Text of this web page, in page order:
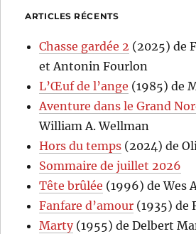
ARTICLES RÉCENTS
Chasse gardée 2 (2025) de
et Antonin Fourlon
L’Œuf de l’ange (1985) de
Aventure dans le Grand
William A. Wellman
Hors du temps (2024) de
Sommaire de juillet 2026
Tête brûlée (1996) de Wes
Fanfare d’amour (1935) de
Marty(1955) de Delbert